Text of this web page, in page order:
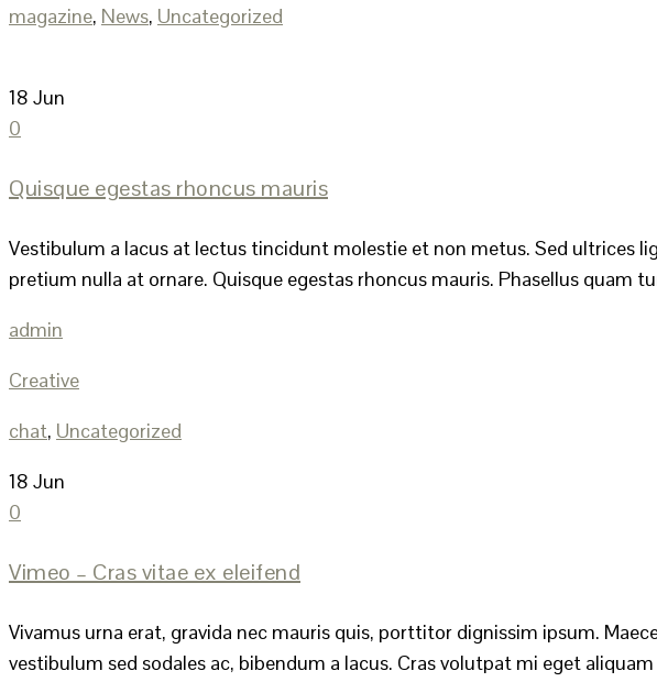
magazine, News, Uncategorized
18 Jun
0
Quisque egestas rhoncus mauris
Vestibulum a lacus at lectus tincidunt molestie et non metus. Sed ultrices
pretium nulla at ornare. Quisque egestas rhoncus mauris. Phasellus quam
admin
Creative
chat, Uncategorized
18 Jun
0
Vimeo – Cras vitae ex eleifend
Vivamus urna erat, gravida nec mauris quis, porttitor dignissim ipsum.
vestibulum sed sodales ac, bibendum a lacus. Cras volutpat mi eget